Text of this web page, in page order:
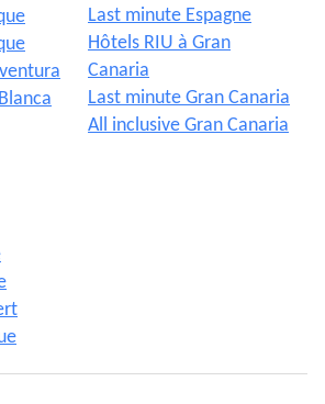
Last minute Espagne
Hôtels RIU à Gran
Canaria
Last minute Gran Canaria
All inclusive Gran Canaria